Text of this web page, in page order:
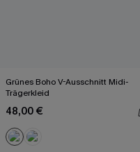
Grünes Boho V-Ausschnitt Midi-
Trägerkleid
48,00 €
Mit Gratis-Maßband